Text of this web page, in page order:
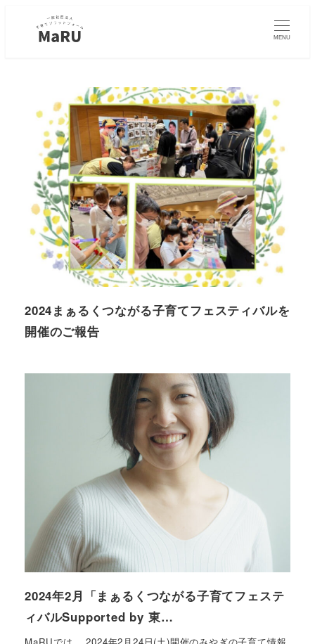
MENU
2024まぁるくつながる子育てフェスティバルを
開催のご報告
2024年2月「まぁるくつながる子育てフェステ
ィバルSupported by 東…